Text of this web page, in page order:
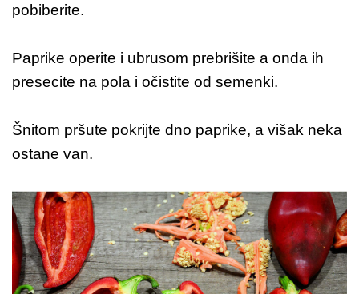
pobiberite.
Paprike operite i ubrusom prebrišite a onda ih
presecite na pola i očistite od semenki.
Šnitom pršute pokrijte dno paprike, a višak neka
ostane van.